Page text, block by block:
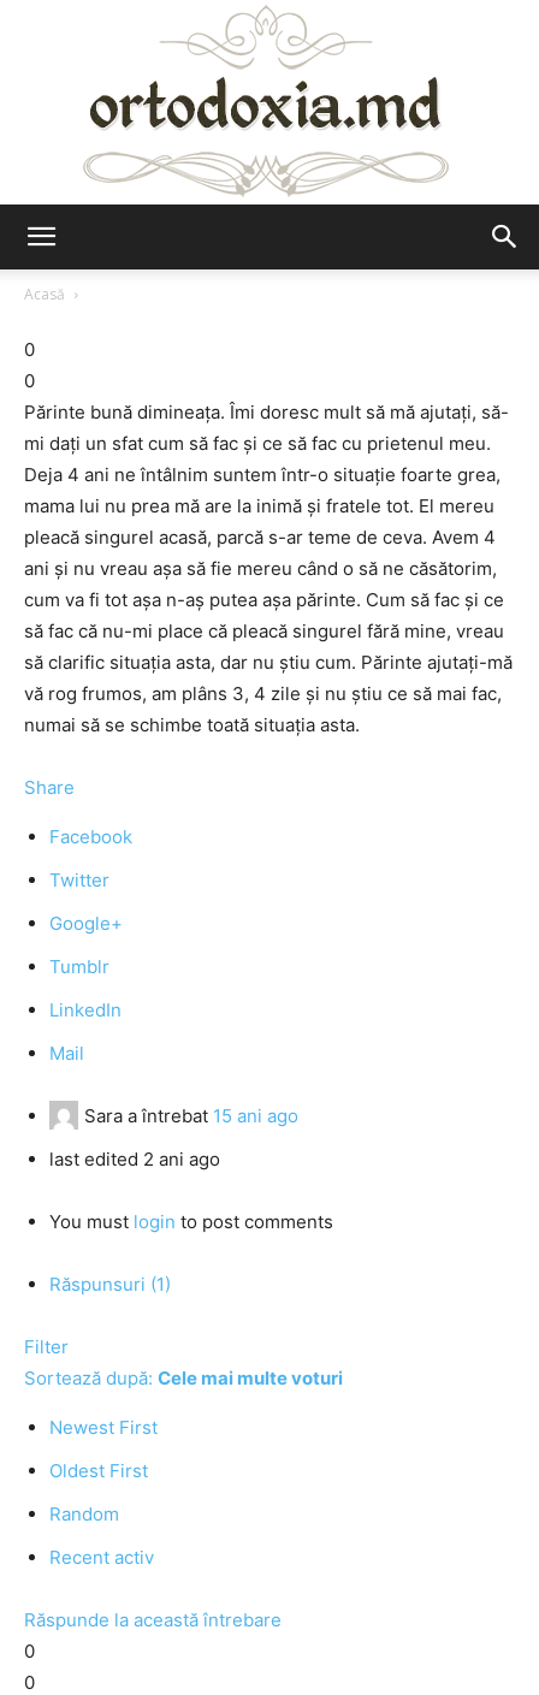
Acasă
0
0
Părinte bună dimineața. Îmi doresc mult să mă ajutați, să-
mi dați un sfat cum să fac și ce să fac cu prietenul meu.
Deja 4 ani ne întâlnim suntem într-o situație foarte grea,
mama lui nu prea mă are la inimă și fratele tot. El mereu
pleacă singurel acasă, parcă s-ar teme de ceva. Avem 4
ani și nu vreau așa să fie mereu când o să ne căsătorim,
cum va fi tot așa n-aș putea așa părinte. Cum să fac și ce
să fac că nu-mi place că pleacă singurel fără mine, vreau
să clarific situația asta, dar nu știu cum. Părinte ajutați-mă
vă rog frumos, am plâns 3, 4 zile și nu știu ce să mai fac,
numai să se schimbe toată situația asta.
Share
Facebook
Twitter
Google+
Tumblr
LinkedIn
Mail
Sara a întrebat 15 ani ago
last edited 2 ani ago
You must login to post comments
Răspunsuri (1)
Filter
Sortează după: Cele mai multe voturi
Newest First
Oldest First
Random
Recent activ
Răspunde la această întrebare
0
0